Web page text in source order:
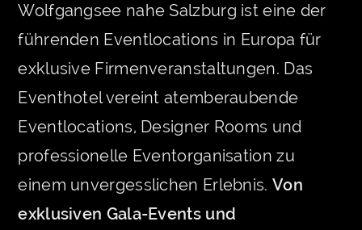
Wolfgangsee nahe Salzburg ist eine der
führenden Eventlocations in Europa für
exklusive Firmenveranstaltungen. Das
Eventhotel vereint atemberaubende
Eventlocations, Designer Rooms und
professionelle Eventorganisation zu
einem unvergesslichen Erlebnis. Von
exklusiven Gala-Events und